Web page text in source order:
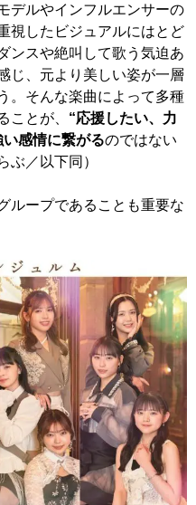
デルやインフルエンサーの
視したビジュアルにはとど
ンスや絶叫して歌う気迫あ
じ、元より美しい姿が一層
。そんな楽曲によって多種
ことが、 “応援したい、力
感情に繋がるのではない
ぶ／以下同）
ループであることも重要な